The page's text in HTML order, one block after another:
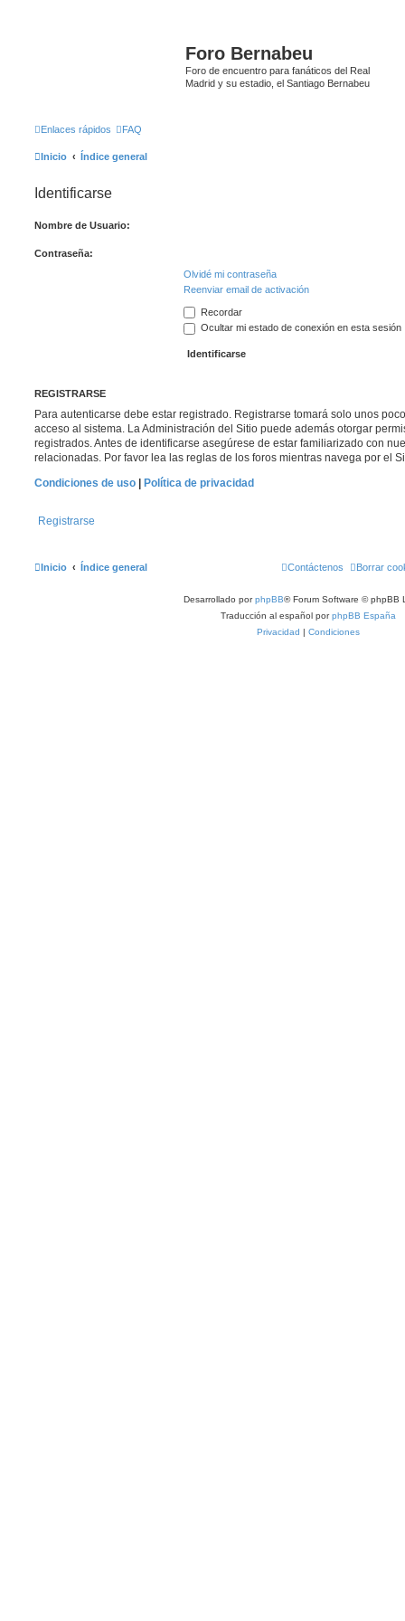
Foro Bernabeu
Foro de encuentro para fanáticos del Real
Madrid y su estadio, el Santiago Bernabeu
Enlaces rápidos FAQ
Inicio Índice general
Identificarse
Nombre de Usuario:
Contraseña:
Olvidé mi contraseña
Reenviar email de activación
Recordar
Ocultar mi estado de conexión en esta sesión
REGISTRARSE
Para autenticarse debe estar registrado. Registrarse tomará solo unos
acceso al sistema. La Administración del Sitio puede además otorgar
registrados. Antes de identificarse asegúrese de estar familiarizado con
relacionadas. Por favor lea las reglas de los foros mientras navega por el
Condiciones de uso
Política de privacidad
Registrarse
Inicio Índice general Borrar
Contáctenos
Desarrollado porphpBB® Forum Software © phpBB
Traducción al español porphpBB España
Privacidad | Condiciones